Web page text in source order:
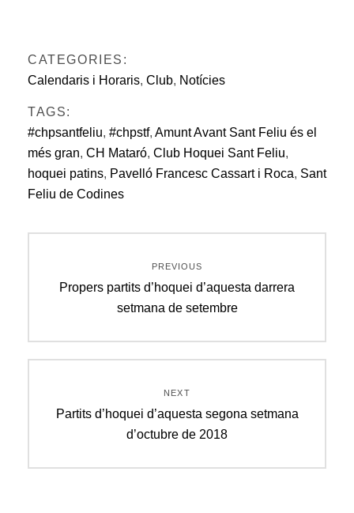
CATEGORIES:
Calendaris i Horaris, Club, Notícies
TAGS:
#chpsantfeliu, #chpstf, Amunt Avant Sant Feliu és el
més gran, CH Mataró, Club Hoquei Sant Feliu,
hoquei patins, Pavelló Francesc Cassart i Roca, Sant
Feliu de Codines
d'entrades
PREVIOUS
Previous
Propers partits d’hoquei d’aquesta darrera
setmana de setembre
NEXT
Next
Partits d’hoquei d’aquesta segona setmana
d’octubre de 2018